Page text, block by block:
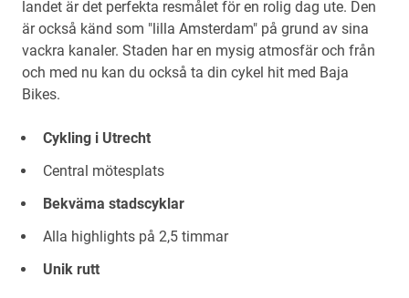
landet är det perfekta resmålet för en rolig dag ute. Den
är också känd som "lilla Amsterdam" på grund av sina
vackra kanaler. Staden har en mysig atmosfär och från
och med nu kan du också ta din cykel hit med Baja
Bikes.
Cykling i Utrecht
Central mötesplats
Bekväma stadscyklar
Alla highlights på 2,5 timmar
Unik rutt